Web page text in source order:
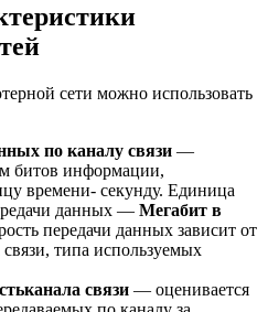
сети можно использовать
по каналу связи —
битов информации,
времени- секунду. Единица
данных — Мегабит в
передачи данных зависит от
связи, типа используемых
канала связи — оценивается